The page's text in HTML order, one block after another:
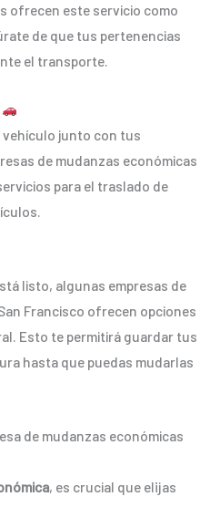
ofrecen este servicio como
de que tus pertenencias
el transporte.
junto con tus
de mudanzas económicas
para el traslado de
listo, algunas empresas de
Francisco ofrecen opciones
Esto te permitirá guardar tus
hasta que puedas mudarlas
de mudanzas económicas
, es crucial que elijas